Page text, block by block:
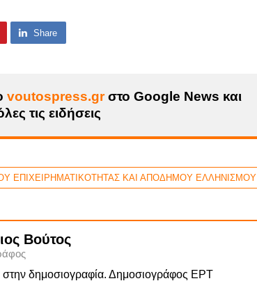
Share
voutospress.grστο Google News και
τις ειδήσεις
ΕΠΙΧΕΙΡΗΜΑΤΙΚΟΤΗΤΑΣ ΚΑΙ ΑΠΟΔΗΜΟΥ ΕΛΛΗΝΙΣΜΟΥ
Βούτος
στην δημοσιογραφία. Δημοσιογράφος ΕΡΤ